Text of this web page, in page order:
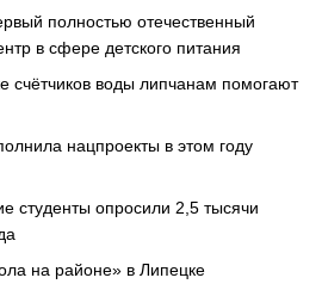
полностью отечественный
в сфере детского питания
счётчиков воды липчанам помогают
нацпроекты в этом году
студенты опросили 2,5 тысячи
на районе» в Липецке